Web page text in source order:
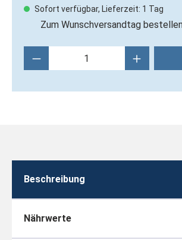
Sofort verfügbar, Lieferzeit: 1 Tag
Zum Wunschversandtag
Produkt Anzahl: Gib den
Beschreibung
Nährwerte